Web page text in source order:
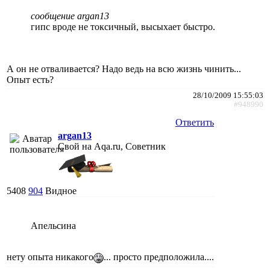
сообщение argan13
гипс вроде не токсичный, высыхает быстро.
А он не отваливается? Надо ведь на всю жизнь чинить...
Опыт есть?
28/10/2009 15:55:03
#948990
Ответить
argan13
Свой на Aqa.ru, Советник
5408 904 Видное
Апельсина
нету опыта никакого ... просто предположила....